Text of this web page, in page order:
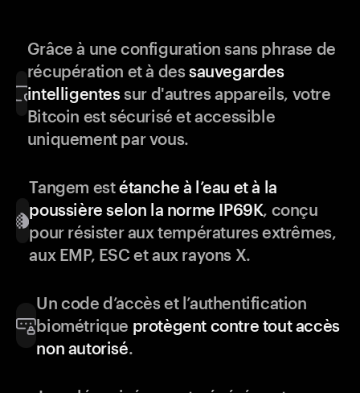
Grâce à une configuration sans phrase de
récupération et à dessauvegardes
intelligentessur d'autres appareils, votre
Bitcoin est sécurisé et accessible
uniquement par vous.
Tangem estétanche à l’eau et à la
poussière selon la norme IP69K, conçu
pour résister aux températures extrêmes,
aux EMP, ESC et aux rayons X.
Un code d’accès et l’authentification
biométrique protègent contre tout accès
non autorisé.